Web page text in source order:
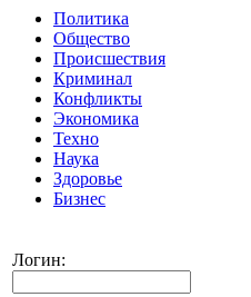
Политика
Общество
Происшествия
Криминал
Конфликты
Экономика
Техно
Наука
Здоровье
Бизнес
Логин: